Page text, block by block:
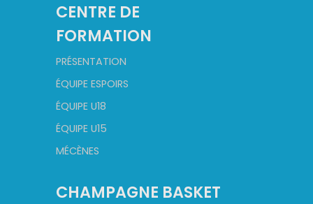
CENTRE DE
FORMATION
PRÉSENTATION
ÉQUIPE ESPOIRS
ÉQUIPE U18
ÉQUIPE U15
MÉCÈNES
CHAMPAGNE BASKET